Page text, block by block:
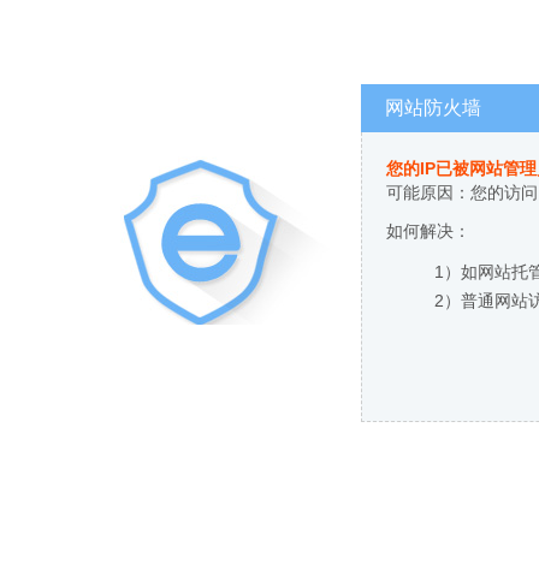
网站防火墙
您的IP已被网站管
可能原因：您的访
如何解决：
1）如网站托
2）普通网站